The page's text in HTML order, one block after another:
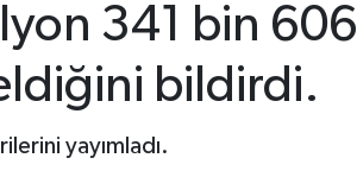
341 bin 606
bildirdi.
yayımladı.